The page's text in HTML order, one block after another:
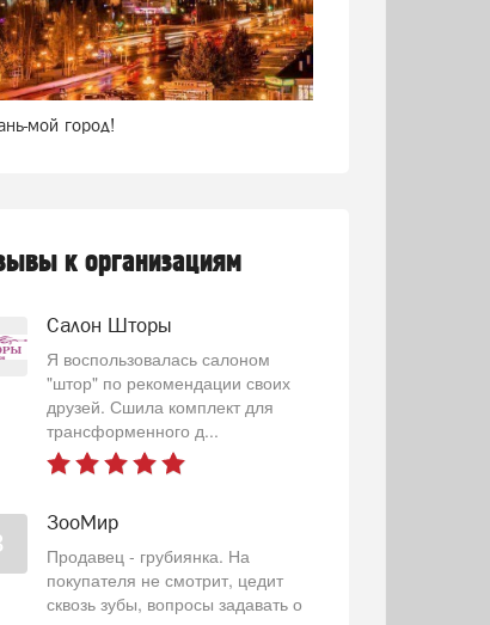
мой город!
к организациям
Салон Шторы
Я воспользовалась салоном
"штор" по рекомендации своих
друзей. Сшила комплект для
трансформенного д...
ЗооМир
Продавец - грубиянка. На
покупателя не смотрит, цедит
сквозь зубы, вопросы задавать о